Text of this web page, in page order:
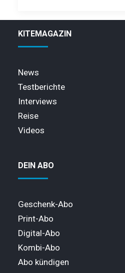
KITEMAGAZIN
News
Testberichte
Interviews
Reise
Videos
DEIN ABO
Geschenk-Abo
Print-Abo
Digital-Abo
Kombi-Abo
Abo kündigen